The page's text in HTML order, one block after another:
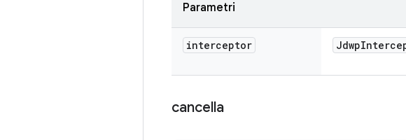
Parametri
interceptor Jdwp
cancella